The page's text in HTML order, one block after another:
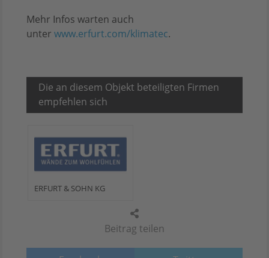
Beitrag teilen
Mehr Infos warten auch
unter www.erfurt.com/klimatec.
Die an diesem Objekt beteiligten Firmen
empfehlen sich
ERFURT & SOHN KG